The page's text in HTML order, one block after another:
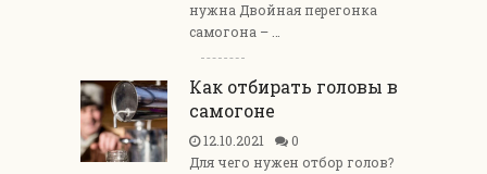
нужна Двойная перегонка
самогона – …
Как отбирать головы в
самогоне
12.10.2021
0
Для чего нужен отбор голов?